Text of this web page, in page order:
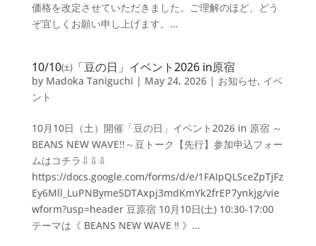
価格を改定させていただきました。ご理解のほど、どう
ぞ宜しくお願い申し上げます。...
10/10㈯「豆の日」イベント2026 in原宿
by Madoka Taniguchi | May 24, 2026| お知らせ, イベ
ント
10月10日（土）開催「豆の日」イベント2026 in 原宿 ～
BEANS NEW WAVE!!～豆トーク【先行】参加申込フォー
ムはコチラ⇩⇩⇩
https://docs.google.com/forms/d/e/1FAIpQLSceZpTjFz
Ey6Mll_LuPNByme5DTAxpj3mdKmYk2frEP7ynkjg/vie
wform?usp=header 豆原宿 10月10日(土) 10:30-17:00
テーマは《 BEANS NEW WAVE ‼︎ 》...